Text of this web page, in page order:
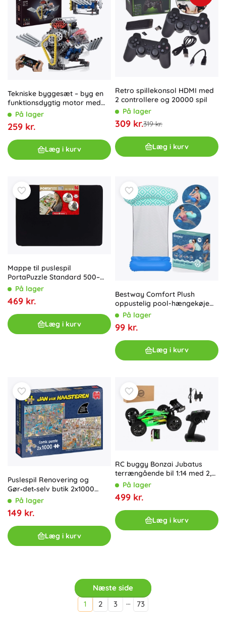
Tekniske byggesæt – byg en
funktionsdygtig motor med
akkumulator, lys og
bevægelse (665 dele)
På lager
259 kr.
Læg i kurv
Retro spillekonsol HDMI med
2 controllere og 20000 spil
På lager
309 kr.319 kr.
Læg i kurv
Mappe til puslespil
PortaPuzzle Standard 500–
1000 brikker
På lager
469 kr.
Læg i kurv
Bestway Comfort Plush
oppustelig pool-hængekøje
med netstof
På lager
99 kr.
Læg i kurv
Puslespil Renovering og
Gør‑det‑selv butik 2x1000
brikker
På lager
149 kr.
Læg i kurv
RC buggy Bonzai Jubatus
terrængående bil 1:14 med 2,4
GHz og 4WD – Grøn
På lager
499 kr.
Læg i kurv
Næste side
1
2 3 … 73